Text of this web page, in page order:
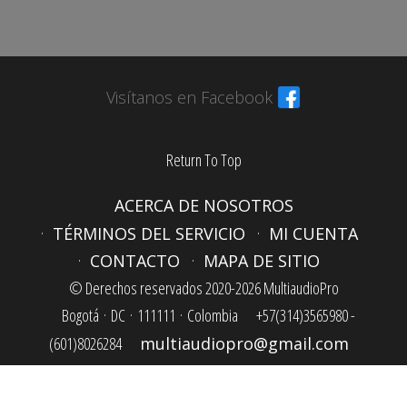
Visítanos en Facebook
Return To Top
ACERCA DE NOSOTROS
TÉRMINOS DEL SERVICIO
MI CUENTA
CONTACTO
MAPA DE SITIO
© Derechos reservados 2020-2026 MultiaudioPro
Bogotá · DC · 111111 · Colombia
+57(314)3565980 -
(601)8026284
multiaudiopro@gmail.com